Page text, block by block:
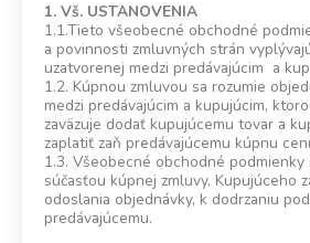
1. Vš. USTANOVENIA
1.1.Tieto všeobecné obchodné
a povinnosti zmluvných strán
uzatvorenej medzi predávajúcim a
1.2. Kúpnou zmluvou sa rozumie
medzi predávajúcim a kupujúcim,
zaväzuje dodať kupujúcemu tovar a
zaplatiť zaň predávajúcemu kúpnu
1.3. Všeobecné obchodné
súčasťou kúpnej zmluvy. Kupujúceho
odoslania objednávky, k dodrzaniu
predávajúcemu.